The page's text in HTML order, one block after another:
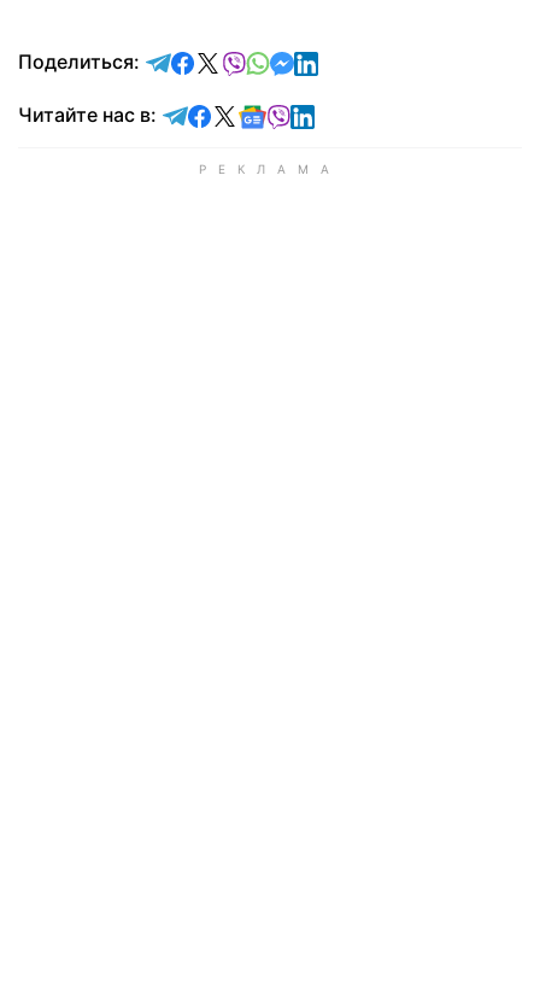
Поделиться: отправить в Telegram
поделиться в Facebook
поделиться в X
отправить в Viber
отправить в Whatsapp
отправить в Messenger
отправить в LinkedIn
Читайте нас в: Читайте в Telegram
Читайте в Facebook
Читайте в X
Читайте в Google news
Читайте в Viber
Читайте в LinkedIn